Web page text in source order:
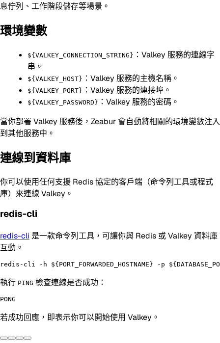
息佇列、工作階段儲存等場景。
環境變數
${VALKEY_CONNECTION_STRING} ：Valkey 服務的連線字
串。
${VALKEY_HOST} ：Valkey 服務的主機名稱。
${VALKEY_PORT} ：Valkey 服務的連接埠。
${VALKEY_PASSWORD} ：Valkey 服務的密碼。
當你部署 Valkey 服務後，Zeabur 會自動將相關的環境變數注入
到其他服務中。
連線到資料庫
你可以使用任何支援 Redis 協定的客戶端（命令列工具或程式
庫）來連線 Valkey。
redis-cli
redis-cli 是一款命令列工具，可讓你與 Redis 或 Valkey 資料庫
互動。
執行 PING 檢查連線是否成功：
若成功回應，即表示你可以開始使用 Valkey。